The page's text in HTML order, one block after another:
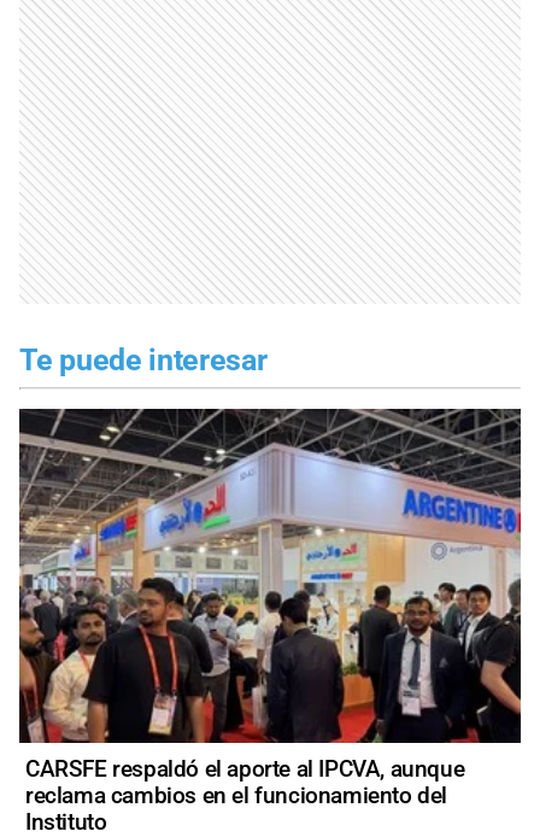
Te puede interesar
CARSFE respaldó el aporte al IPCVA, aunque
reclama cambios en el funcionamiento del
Instituto